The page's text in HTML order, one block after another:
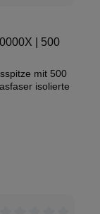
| 500
mit 500
isolierte